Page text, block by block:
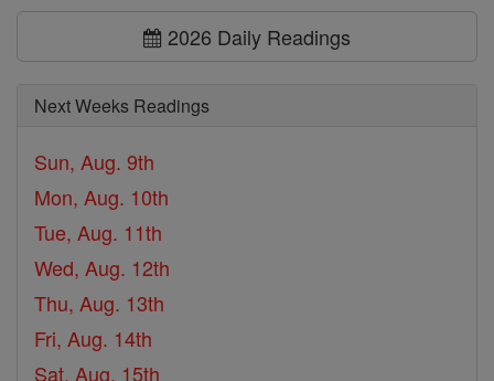
2026 Daily Readings
Next Weeks Readings
Sun, Aug. 9th
Mon, Aug. 10th
Tue, Aug. 11th
Wed, Aug. 12th
Thu, Aug. 13th
Fri, Aug. 14th
Sat, Aug. 15th